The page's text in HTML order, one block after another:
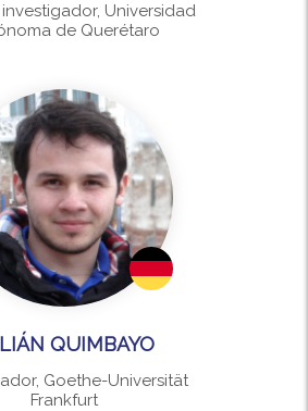
Universidad
de Querétaro
QUIMBAYO
Goethe-Universität
Frankfurt